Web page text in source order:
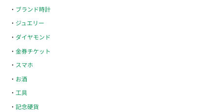
ブランド時計
ジュエリー
ダイヤモンド
金券チケット
スマホ
お酒
工具
記念硬貨